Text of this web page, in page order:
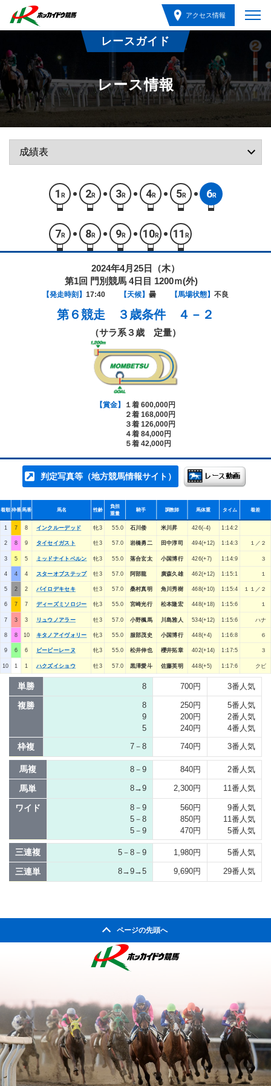
アクセス情報
レースガイド
レース情報
1 R 2R 3R 4R 5R 6R
7 R 8R 9R 10R 11 R
2024年4月25日（木）
第1回 門別競馬 4日目 1200ｍ(外)
【発走時刻】 17:40 【天候】 曇 【馬場状態】 不良
第６競走 ３歳条件 ４－２
（サラ系３歳 定量）
【賞金】
１着 600,000円
２着 168,000円
３着 126,000円
４着 84,000円
５着 42,000円
判定写真等（地方競馬情報サイト）
着順 枠番馬番 馬名 性齢
負担
重量
騎手 調教師 馬体重 タイム 着差
1 7 8 インクルーデッド 牝3 55.0 石川倭 米川昇 426(-4) 1:14:2
2 8 9 タイセイガスト 牡3 57.0 岩橋勇二 田中淳司 494(+12) 1:14:3 １／２
3 5 5 ミッドナイトベルン 牝3 55.0 落合玄太 小国博行 426(+7) 1:14:9 ３
4 4 4 スターオブステップ 牡3 57.0 阿部龍 廣森久雄 462(+12) 1:15:1 １
5 2 2 パイロデキセキ 牡3 57.0 桑村真明 角川秀樹 468(+10) 1:15:4 １１／２
6 7 7 ディーズミソロジー 牝3 55.0 宮崎光行 松本隆宏 448(+18) 1:15:6 １
7 3 3 リュウノアラー 牡3 57.0 小野楓馬 川島雅人 534(+12) 1:15:6 ハナ
8 8 10 キタノアイヴォリー 牝3 55.0 服部茂史 小国博行 448(+4) 1:16:8 ６
9 6 6 ビービーレーヌ 牝3 55.0 松井伸也 櫻井拓章 402(+14) 1:17:5 ３
10 1 1 ハクズイショウ 牡3 57.0 黒澤愛斗 佐藤英明 448(+5) 1:17:6 クビ
単勝 8 700円 3番人気
複勝
8
9
5
250円
200円
240円
5番人気
2番人気
4番人気
枠複 7－8 740円 3番人気
馬複 8－9 840円 2番人気
馬単 8→9 2,300円 11番人気
ワイド
8－9
5－8
5－9
560円
850円
470円
9番人気
11番人気
5番人気
三連複 5－8－9 1,980円 5番人気
三連単 8→9→5 9,690円 29番人気
ページの先頭へ